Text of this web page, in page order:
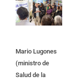
Mario Lugones
(ministro de
Salud de la